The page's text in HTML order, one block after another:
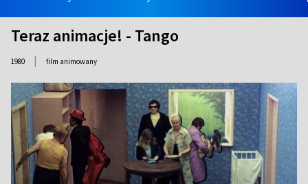
Teraz animacje! - Tango
1980 | film animowany